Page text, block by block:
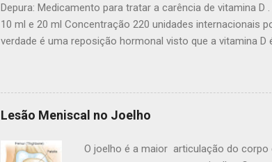
sozinho para o seu lugar como muitos
certificar que ele est...
Depura: Medicamento para tratar a carência de vitamina
10 ml e 20 ml Concentração 220 unidades internacionais
verdade é uma reposição hormonal visto que a vitamina
osteoblastos. A absorção do cálcio no intestino é
sem vitamina d não ocorre a mineralização dos
determinada pelo seu médico. A bula sugere 1 gota ao
usadas doses de ataque de 30 gotas d...
Lesão Meniscal no Joelho
O joelho é a maior articulação do